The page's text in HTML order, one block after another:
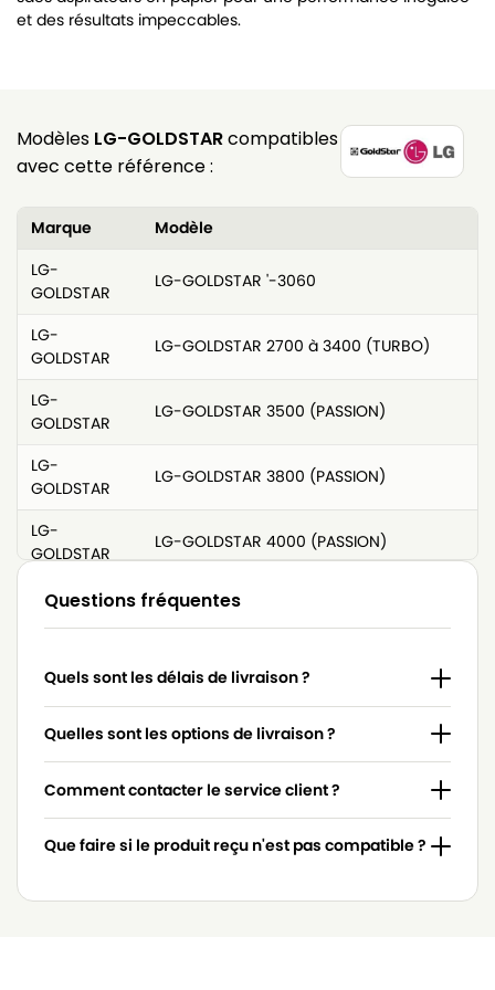
et des résultats impeccables.
Modèles LG-GOLDSTARcompatibles
avec cette référence :
Marque
Modèle
LG-
GOLDSTAR
LG-GOLDSTAR '-3060
LG-
GOLDSTAR
LG-GOLDSTAR 2700 à 3400 (TURBO)
LG-
GOLDSTAR
LG-GOLDSTAR 3500 (PASSION)
LG-
GOLDSTAR
LG-GOLDSTAR 3800 (PASSION)
LG-
GOLDSTAR
LG-GOLDSTAR 4000 (PASSION)
LG-
LG-GOLDSTAR 4200 (PASSION)
GOLDSTAR
LG-GOLDSTAR 5000 (PASSION)
LG-
GOLDSTAR
LG-GOLDSTAR BASIC (Série)
LG-
GOLDSTAR
LG-GOLDSTAR BONN (Série)
LG-
Questions fréquentes
Quels sont les délais de livraison ?
Quelles sont les options de livraison ?
Comment contacter le service client ?
Que faire si le produit reçu n'est pas compatible ?